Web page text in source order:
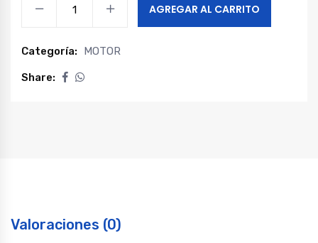
1.9
quantity
AGREGAR AL CARRITO
Categoría: MOTOR
Share:
Valoraciones (0)